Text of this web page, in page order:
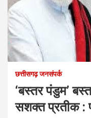
छत्तीसगढ़ जनसंपर्क
‘बस्तर पंडुम’
सशक्त प्रतीक :